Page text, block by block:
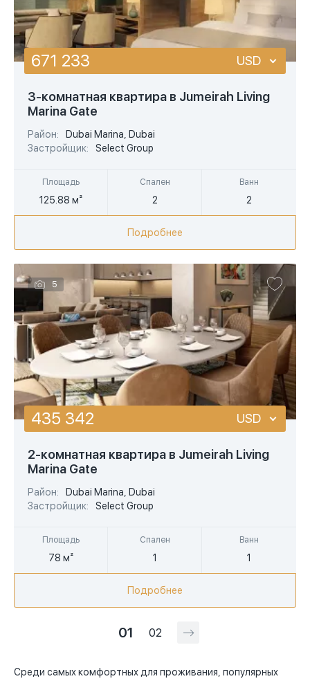
3-комнатная квартира в Jumeirah Living
Marina Gate
Район:
Dubai Marina, Dubai
Застройщик:
Select Group
Площадь
125.88 м²
Спален
2
Ванн
2
671 233 USD
USD
Подробнее
5
2-комнатная квартира в Jumeirah Living
Marina Gate
Район:
Dubai Marina, Dubai
Застройщик:
Select Group
Площадь
78 м²
Спален
1
Ванн
1
435 342 USD
USD
Подробнее
01 02
Среди самых комфортных для проживания, популярных